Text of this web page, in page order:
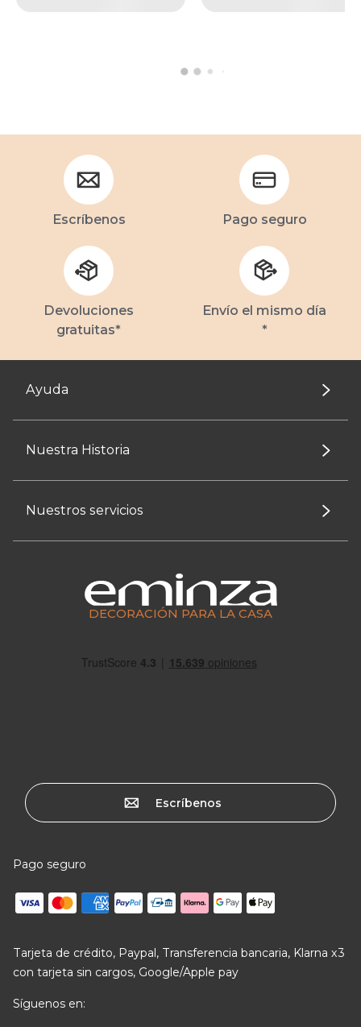
Escríbenos Pago seguro
Devoluciones
gratuitas*
Envío el mismo día
*
Ayuda
Nuestra Historia
Nuestros servicios
DECORACIÓN PARA LA CASA
Escríbenos
Pago seguro
Tarjeta de crédito, Paypal, Transferencia bancaria, Klarna x3
con tarjeta sin cargos, Google/Apple pay
Síguenos en: